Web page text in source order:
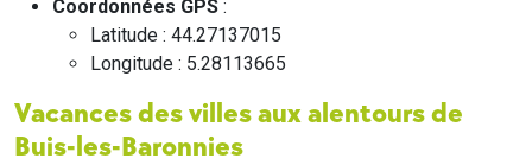
Coordonnées GPS :
Latitude : 44.27137015
Longitude : 5.28113665
Vacances des villes aux alentours de
Buis-les-Baronnies